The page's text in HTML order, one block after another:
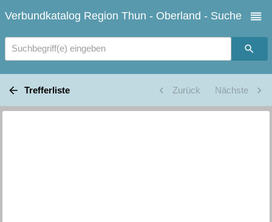
Verbundkatalog Region Thun - Oberland - Suche
Suchbegriff(e) eingeben
Trefferliste Zurück Nächste